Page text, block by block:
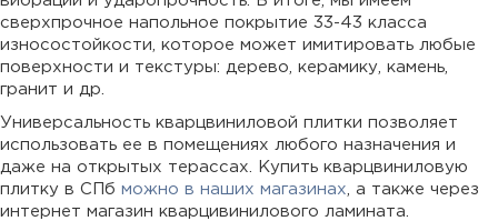
сверхпрочное напольное покрытие 33-43 класса
износостойкости, которое может имитировать любые
поверхности и текстуры: дерево, керамику, камень,
гранит и др.
Универсальность кварцвиниловой плитки позволяет
использовать ее в помещениях любого назначения и
даже на открытых терассах. Купить кварцвиниловую
плитку в СПб можно в наших магазинах , а также через
интернет магазин кварцивинилового ламината.